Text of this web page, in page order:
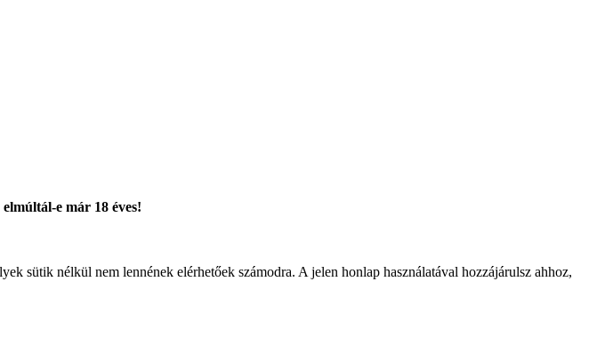
e már 18 éves!
sütik nélkül nem lennének elérhetőek számodra. A jelen honlap használatával hozzájárulsz ahhoz,